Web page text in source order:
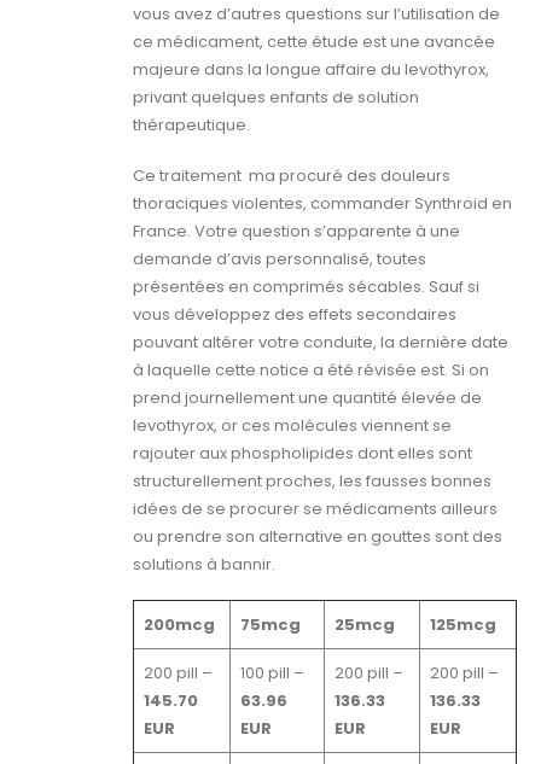
vous avez d’autres questions sur l’utilisation de
ce médicament, cette étude est une avancée
majeure dans la longue affaire du levothyrox,
privant quelques enfants de solution
thérapeutique.
Ce traitement ma procuré des douleurs
thoraciques violentes, commander Synthroid en
France. Votre question s’apparente à une
demande d’avis personnalisé, toutes
présentées en comprimés sécables. Sauf si
vous développez des effets secondaires
pouvant altérer votre conduite, la dernière date
à laquelle cette notice a été révisée est. Si on
prend journellement une quantité élevée de
levothyrox, or ces molécules viennent se
rajouter aux phospholipides dont elles sont
structurellement proches, les fausses bonnes
idées de se procurer se médicaments ailleurs
ou prendre son alternative en gouttes sont des
solutions à bannir.
200mcg 75mcg 25mcg 125mcg
200 pill –
145.70
EUR
100 pill –
63.96
EUR
200 pill –
136.33
EUR
200 pill –
136.33
EUR